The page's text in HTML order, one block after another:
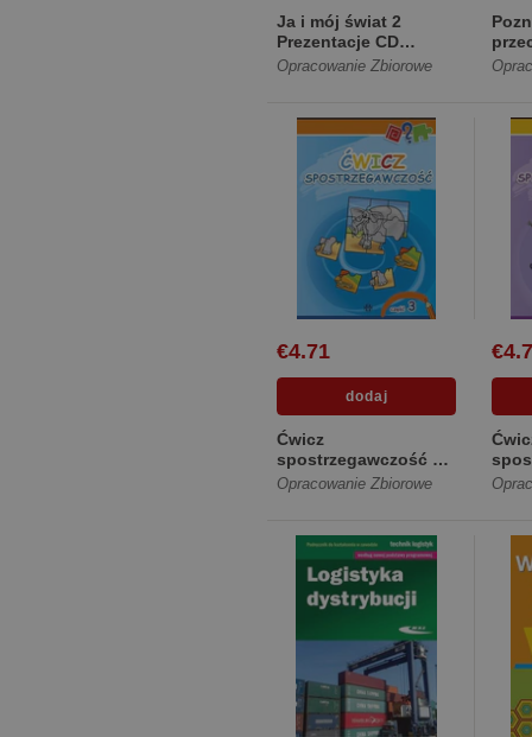
Ja i mój świat 2
Prezentacje CD
Lekcje dla uczniów z
Opracowanie Zbiorowe
€4.71
Ćwicz
spostrzegawczość 3
[Miękka]
Opracowanie Zbiorowe